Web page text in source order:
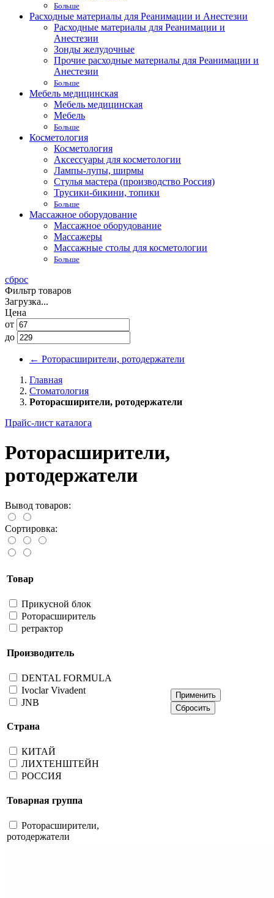
Больше
Расходные материалы для Реанимации и Анестезии
Расходные материалы для Реанимации и
Анестезии
Зонды желудочные
Прочие расходные материалы для Реанимации и
Анестезии
Больше
Мебель медицинская
Мебель медицинская
Мебель
Больше
Косметология
Косметология
Аксессуары для косметологии
Лампы-лупы, ширмы
Стулья мастера (производство Россия)
Трусики-бикини, топики
Больше
Массажное оборудование
Массажное оборудование
Массажеры
Массажные столы для косметологии
Больше
сброс
Фильтр товаров
Загрузка...
Цена
от
до
← Роторасширители, ротодержатели
Главная
Стоматология
Роторасширители, ротодержатели
Прайс-лист каталога
Роторасширители,
ротодержатели
Вывод товаров:
Сортировка:
Товар
Прикусной блок
Роторасширитель
ретрактор
Производитель
DENTAL FORMULA
Ivoclar Vivadent
JNB
Страна
КИТАЙ
ЛИХТЕНШТЕЙН
РОССИЯ
Товарная группа
Роторасширители,
ротодержатели